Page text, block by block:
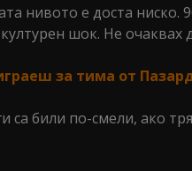
нивото е доста
шок. Не
за тима от
са били по-смели, ако